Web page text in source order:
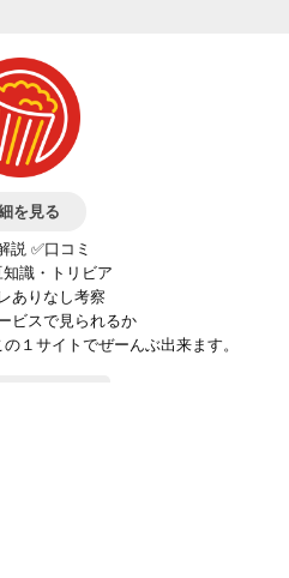
を見る
説 ✅口コミ
知識・トリビア
ありなし考察
ビスで見られるか
１サイトでぜーんぶ出来ます。